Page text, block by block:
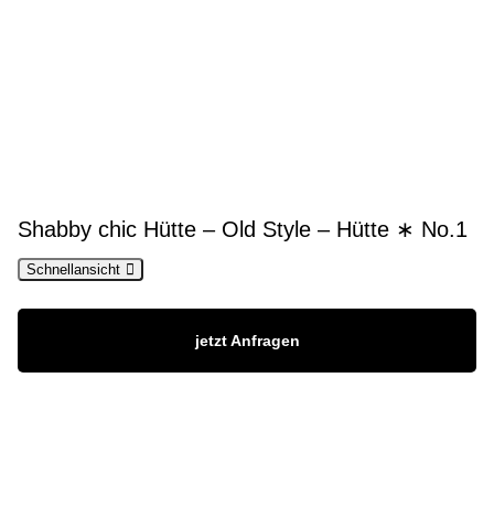
Shabby chic Hütte – Old Style – Hütte ∗ No.1
Schnellansicht
jetzt Anfragen